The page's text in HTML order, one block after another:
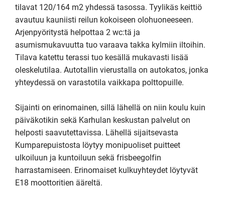
tilavat 120/164 m2 yhdessä tasossa. Tyylikäs keittiö
avautuu kauniisti reilun kokoiseen olohuoneeseen.
Arjenpyöritystä helpottaa 2 wc:tä ja
asumismukavuutta tuo varaava takka kylmiin iltoihin.
Tilava katettu terassi tuo kesällä mukavasti lisää
oleskelutilaa. Autotallin vierustalla on autokatos, jonka
yhteydessä on varastotila vaikkapa polttopuille.
Sijainti on erinomainen, sillä lähellä on niin koulu kuin
päiväkotikin sekä Karhulan keskustan palvelut on
helposti saavutettavissa. Lähellä sijaitsevasta
Kumparepuistosta löytyy monipuoliset puitteet
ulkoiluun ja kuntoiluun sekä frisbeegolfin
harrastamiseen. Erinomaiset kulkuyhteydet löytyvät
E18 moottoritien ääreltä.